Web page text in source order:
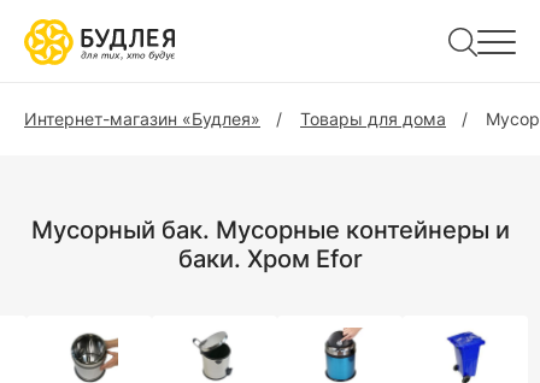
Интернет-магазин «Будлея» Товары для дома
Мусорный бак. Мусорные контейнеры и
баки. Хром Efor